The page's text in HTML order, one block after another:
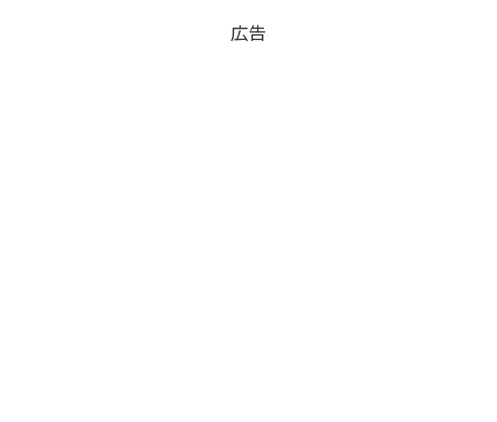
広告